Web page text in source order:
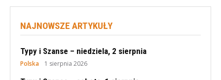
NAJNOWSZE ARTYKUŁY
Typy i Szanse – niedziela, 2 sierpnia
Polska 1 sierpnia 2026